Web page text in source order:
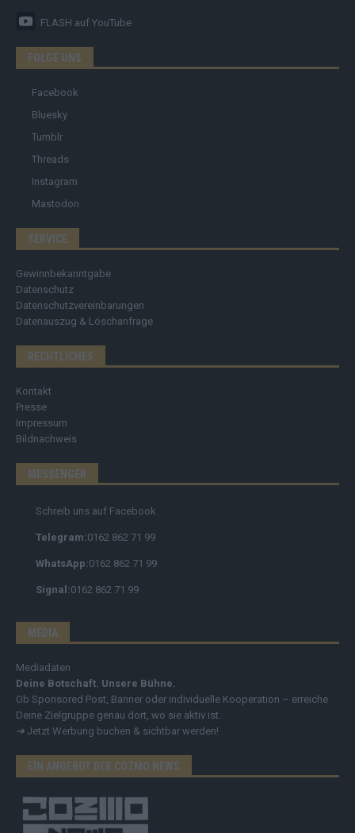
FLASH auf YouTube
FOLGE UNS
Facebook
Bluesky
Tumblr
Threads
Instagram
Mastodon
SERVICE
Gewinnbekanntgabe
Datenschutz
Datenschutzvereinbarungen
Datenauszug & Löschanfrage
RECHTLICHES
Kontakt
Presse
Impressum
Bildnachweis
MESSENGER
Schreib uns auf Facebook
Telegram:0162 862 71 99
WhatsApp:0162 862 71 99
Signal:0162 862 71 99
MEDIA
Mediadaten
Deine Botschaft. Unsere Bühne.
Ob Sponsored Post, Banner oder individuelle Kooperation – erreiche
Deine Zielgruppe genau dort, wo sie aktiv ist.
➔ Jetzt Werbung buchen & sichtbar werden!
EIN ANGEBOT DER COZMO NEWS